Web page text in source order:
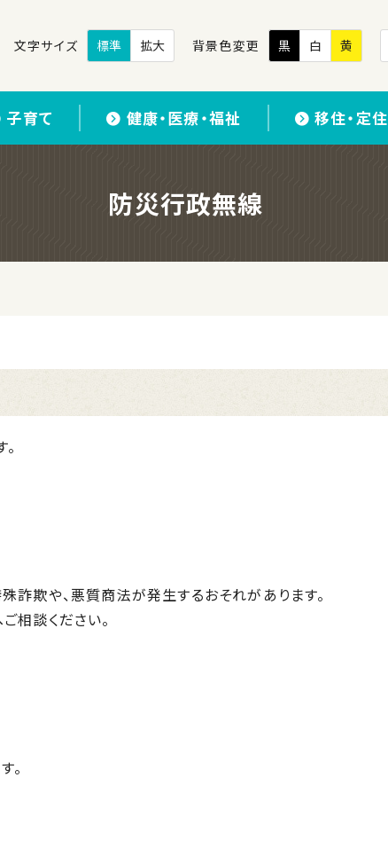
文字サイズ 標準 拡大 背景色変更 黒 白 黄
子育て 健康・医療・福祉 移住・定住
防災行政無線
欺や、悪質商法が発生するおそれがあります。
相談ください。
。